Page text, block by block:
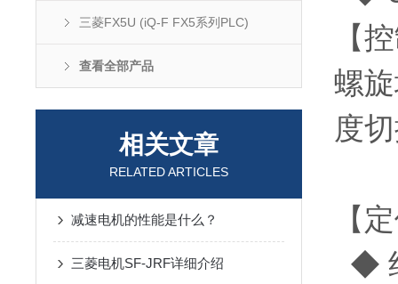
三菱FX5U (iQ-F FX5系列PLC)
查看全部产品
相关文章
RELATED ARTICLES
减速电机的性能是什么？
三菱电机SF-JRF详细介绍
【
螺
度
【
◆